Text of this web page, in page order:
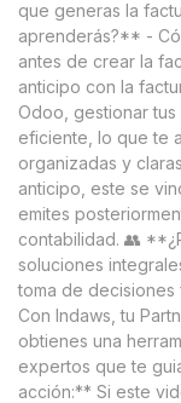
que generas la
aprenderás?** -
antes de crear la
anticipo con la
Odoo, gestionar
eficiente, lo que te
organizadas y
anticipo, este se
emites
contabilidad. 👥
soluciones
toma de decisiones
Con Indaws, tu
obtienes una
expertos que te
acción:** Si este